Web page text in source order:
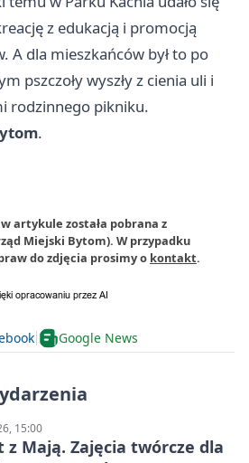
z edukacją i promocją
A dla mieszkańców był to po
pszczoły wyszły z cienia uli i
rodzinnego pikniku.
.
artykule została pobrana z
Miejski Bytom). W przypadku
do zdjęcia prosimy o kontakt.
Google News
15:00
z Mają. Zajęcia twórcze dla